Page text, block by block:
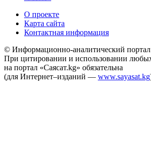
О проекте
Карта сайта
Контактная информация
© Информационно-аналитический портал
При цитировании и использовании
на портал «Саясат.kg» обязательна
(для Интернет–изданий — www.sayasat.kg